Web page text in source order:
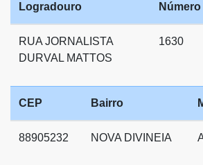
Logradouro Número
RUA JORNALISTA
DURVAL MATTOS
1630
CEP Bairro
88905232 NOVA DIVINEIA